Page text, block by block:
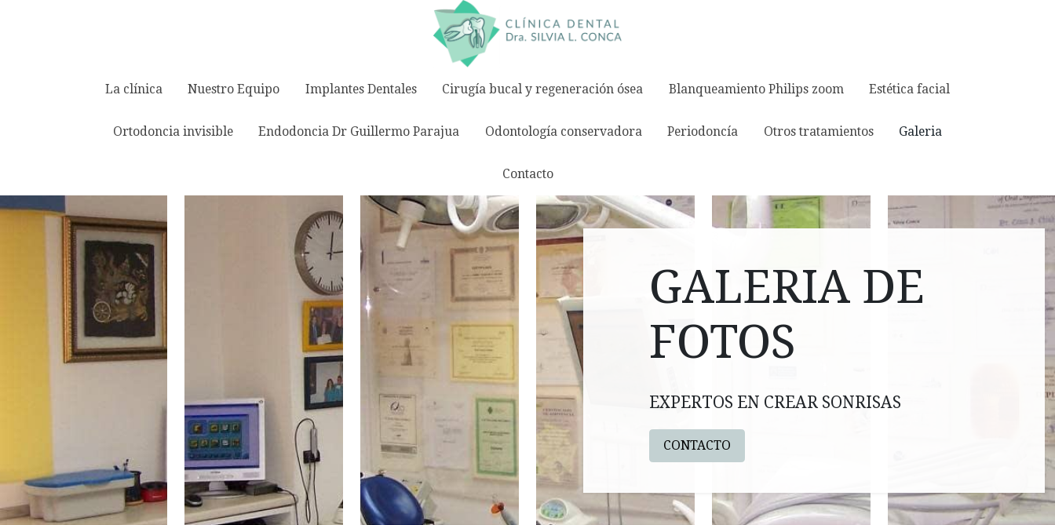
La clínica Nuestro Equipo Implantes Dentales Cirugía bucal y regeneración ósea Blanqueamiento Philips zoom Estética facial
Ortodoncia invisible Endodoncia Dr Guillermo Parajua Odontología conservadora Periodoncía Otros tratamientos Galeria
Contacto
GALERIA DE
FOTOS
EXPERTOS EN CREAR SONRISAS
CONTACTO